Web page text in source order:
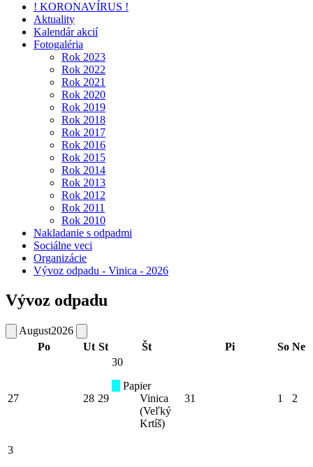
! KORONAVÍRUS !
Aktuality
Kalendár akcií
Fotogaléria
Rok 2023
Rok 2022
Rok 2021
Rok 2020
Rok 2019
Rok 2018
Rok 2017
Rok 2016
Rok 2015
Rok 2014
Rok 2013
Rok 2012
Rok 2011
Rok 2010
Nakladanie s odpadmi
Sociálne veci
Organizácie
Vývoz odpadu - Vinica - 2026
Vývoz odpadu
August2026
Po
Ut St Št Pi So Ne
27 28 29
30
Papier
Vinica
(Veľký
Krtíš)
31 1 2
3